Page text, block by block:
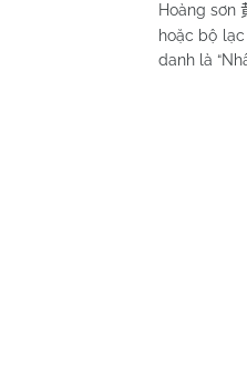
Hoàng sơn
hoặc bộ
danh là